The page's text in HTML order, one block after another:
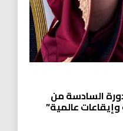
السادسة من
عالمية”